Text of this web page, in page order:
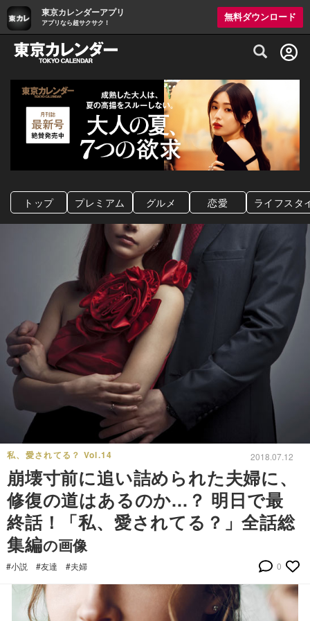
東京カレンダーアプリ
アプリなら超サクサク！
無料ダウンロード
グルメ情報・プレミアムレストラン予約
トップ プレミアム グルメ 恋愛 ライフスタ
私、愛されてる？ Vol.14 2018.07.12
崩壊寸前に追い詰められた夫婦に、
修復の道はあるのか...？ 明日で最
終話！「私、愛されてる？」全話総
集編の画像
#小説 #友達 #夫婦 0